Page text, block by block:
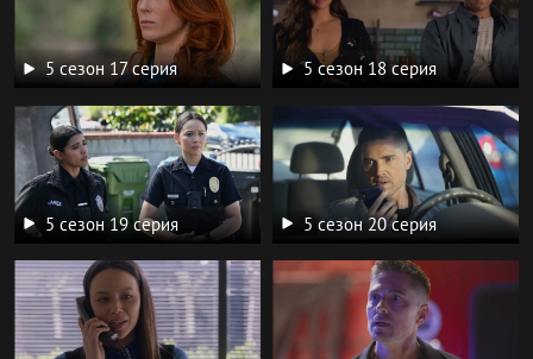
5 сезон 17 серия 5 сезон 18 серия
5 сезон 19 серия 5 сезон 20 серия